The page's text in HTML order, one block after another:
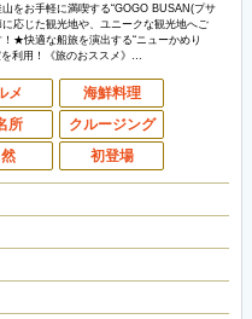
をお手軽に満喫する“GOGO BUSAN(プサ
応じた観光地や、ユニークな観光地へご
！★快適な船旅を演出する“ニューかめり
を利用！《旅のおススメ》…
メ
海鮮料理
所
クルージング
初登場